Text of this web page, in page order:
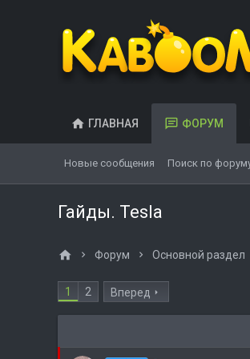
ГЛАВНАЯ ФОРУМ
Новые сообщения Поиск по
Гайды. Tesla
Форум Основной раздел
1 2 Вперед